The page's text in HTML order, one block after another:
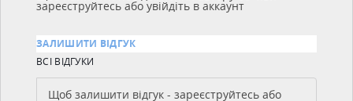
зареєструйтесь або увійдіть в аккаунт
ЗАЛИШИТИ ВІДГУК
ВСІ ВІДГУКИ
Щоб залишити відгук - зареєструйтесь або